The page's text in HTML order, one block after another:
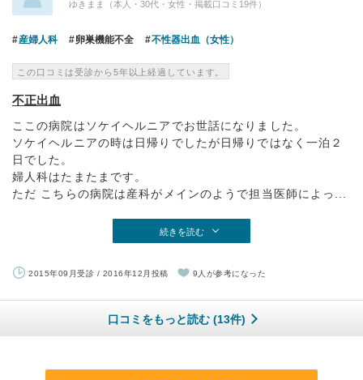
ゆきまま（本人・30代・女性・掲載口コミ19件）
産婦人科 卵巣機能不全 不性器出血（女性）
この口コミは受診から5年以上経過しています。
不正出血
ここの病院はソケイヘルニアでお世話になりました。
ソケイヘルニアの時は日帰りでしたが日帰りではなく一泊２
日でした。
婦人科はたまたまです。
ただ こちらの病院は産科がメインのようで担当医師によっ...
続きを読む
2015年09月受診 / 2016年12月投稿 9人が参考になった
口コミをもっと読む (13件)